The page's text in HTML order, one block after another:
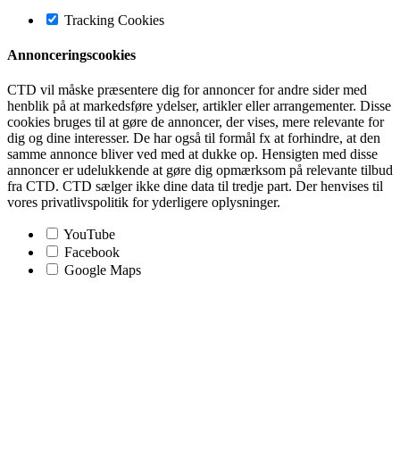
Tracking Cookies
Annonceringscookies
CTD vil måske præsentere dig for annoncer for andre sider med
henblik på at markedsføre ydelser, artikler eller arrangementer. Disse
cookies bruges til at gøre de annoncer, der vises, mere relevante for
dig og dine interesser. De har også til formål fx at forhindre, at den
samme annonce bliver ved med at dukke op. Hensigten med disse
annoncer er udelukkende at gøre dig opmærksom på relevante tilbud
fra CTD. CTD sælger ikke dine data til tredje part. Der henvises til
vores privatlivspolitik for yderligere oplysninger.
YouTube
Facebook
Google Maps